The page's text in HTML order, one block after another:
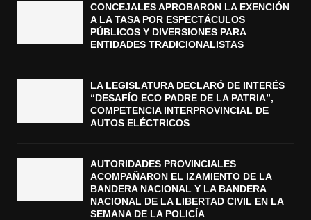
CONCEJALES APROBARON LA EXENCIÓN
A LA TASA POR ESPECTÁCULOS
PÚBLICOS Y DIVERSIONES PARA
ENTIDADES TRADICIONALISTAS
LA LEGISLATURA DECLARÓ DE INTERÉS
“DESAFÍO ECO PADRE DE LA PATRIA”,
COMPETENCIA INTERPROVINCIAL DE
AUTOS ELÉCTRICOS
AUTORIDADES PROVINCIALES
ACOMPAÑARON EL IZAMIENTO DE LA
BANDERA NACIONAL Y LA BANDERA
NACIONAL DE LA LIBERTAD CIVIL EN LA
SEMANA DE LA POLICÍA